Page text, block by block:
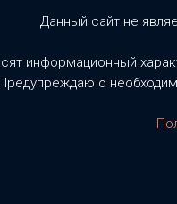
Данный сайт не
информационный
Предупреждаю о